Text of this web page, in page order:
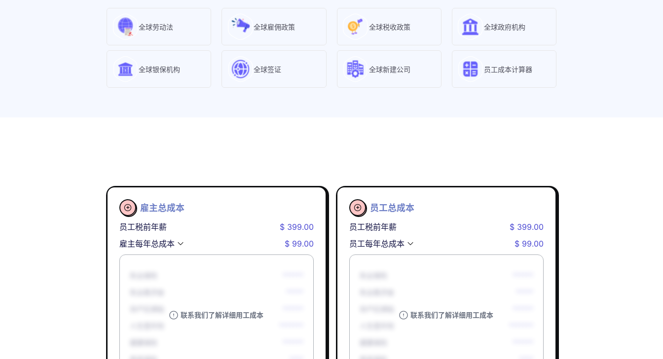
全球劳动法 全球雇佣政策 全球税收政策 全球政府机构
全球银保机构 全球签证 全球新建公司 员工成本计算器
 雇主总成本
员工税前年薪
$ 399.00
雇主每年总成本
$ 99.00
联系我们了解详细用工成本
 员工总成本
员工税前年薪
$ 399.00
员工每年总成本
$ 99.00
联系我们了解详细用工成本